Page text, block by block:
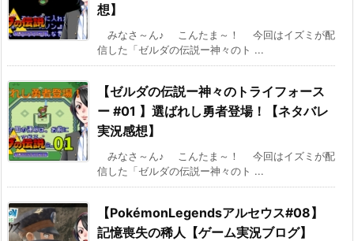
想】
みなさ～ん♪ こんたま～！ 今回はイズミが配
信した「ゼルダの伝説ー神々のト ...
【ゼルダの伝説ー神々のトライフォース
ー #01 】選ばれし勇者登場！【ネタバレ
実況感想】
みなさ～ん♪ こんたま～！ 今回はイズミが配
信した「ゼルダの伝説ー神々のト ...
【PokémonLegendsアルセウス#08】
記憶喪失の稀人【ゲーム実況ブログ】